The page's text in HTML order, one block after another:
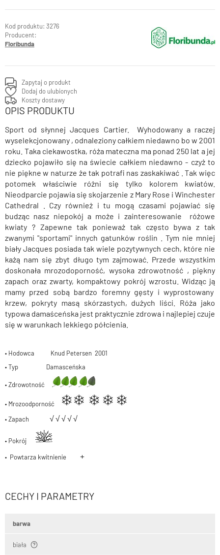
3276
Producent:
Floribunda
Zapytaj o produkt
Dodaj do ulubionych
Koszty dostawy
OPIS PRODUKTU
Sport od słynnej Jacques Cartier. Wyhodowany a raczej
wyselekcjonowany , odnaleziony całkiem niedawno bo w 2001
roku. Taka ciekawostka, róża mateczna ma ponad 250 lat a jej
dziecko pojawiło się na świecie całkiem niedawno - czyż to
nie piękne w naturze że tak potrafi nas zaskakiwać . Tak więc
potomek właściwie różni się tylko kolorem kwiatów.
Nieodparcie pojawia się skojarzenie z Mary Rose i Winchester
Cathedral . Czy również i tu mogą czasami pojawiać się
budząc nasz niepokój a może i zainteresowanie różowe
kwiaty ? Zapewne tak ponieważ tak często bywa z tak
zwanymi "sportami" innych gatunków roślin . Tym nie mniej
biały Jacques posiada tak wiele pozytywnych cech, które nie
każą nam się zbyt długo tym zajmować. Przede wszystkim
doskonała mrozodoporność, wysoka zdrowotność , piękny
zapach oraz zwarty, kompaktowy pokrój wzrostu. Widząc ją
mamy przed sobą bardzo foremny gęsty i wyprostowany
krzew, pokryty masą skórzastych, dużych liści. Róża jako
typowa damaśceńska jest praktycznie zdrowa i najlepiej czuje
się w warunkach lekkiego półcienia.
• Hodowca Knud Petersen 2001
• Typ Damasceńska
• Zdrowotność
• Mrozoodporność
• Zapach √√√√√
• Pokrój
• Powtarza kwitnienie +
CECHY I PARAMETRY
barwa
biała